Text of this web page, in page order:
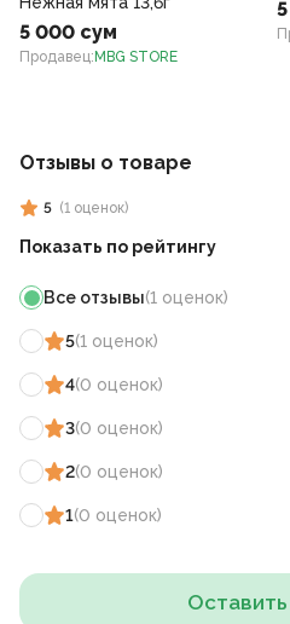
5 000 сум
Продавец: MBG STORE
Отзывы о товаре
5 (1 оценок)
Показать по рейтингу
Все отзывы(1 оценок)
5(1 оценок)
4(0 оценок)
3(0 оценок)
2(0 оценок)
1(0 оценок)